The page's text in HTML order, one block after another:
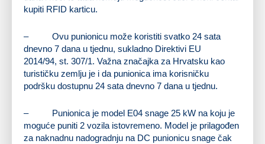
kupiti RFID karticu.
– Ovu punionicu može koristiti svatko 24 sata
dnevno 7 dana u tjednu, sukladno Direktivi EU
2014/94, st. 307/1. Važna značajka za Hrvatsku kao
turističku zemlju je i da punionica ima korisničku
podršku dostupnu 24 sata dnevno 7 dana u tjednu.
– Punionica je model E04 snage 25 kW na koju je
moguće puniti 2 vozila istovremeno. Model je prilagođen
za naknadnu nadogradnju na DC punionicu snage čak